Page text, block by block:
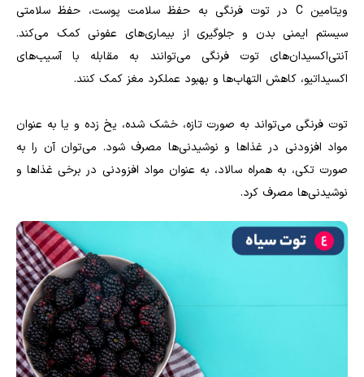
ویتامین C در توت فرنگی به حفظ سلامت پوست، حفظ سلامتی
سیستم ایمنی بدن و جلوگیری از بیماری‌های عفونی کمک می‌کند.
آنتی‌اکسیدان‌های توت فرنگی می‌توانند به مقابله با آسیب‌های
اکسیداتیو، کاهش التهاب‌ها و بهبود عملکرد مغز کمک کنند.
توت فرنگی می‌تواند به صورت تازه، خشک شده، یخ زده و یا به عنوان
مواد افزودنی در غذاها و نوشیدنی‌ها مصرف شود. می‌توان آن را به
صورت تکی، به همراه سالاد، به عنوان مواد افزودنی در برخی غذاها و
نوشیدنی‌ها مصرف کرد.